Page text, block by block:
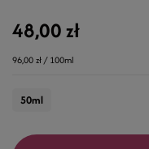
48,00 zł
96,00 zł / 100ml
50ml